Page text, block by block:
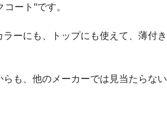
ート"です。
ーにも、トップにも使えて、薄付
も、他のメーカーでは見当たらな